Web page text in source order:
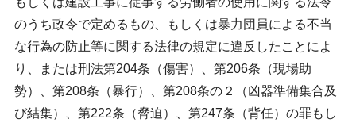
のうち政令で定めるもの、もしくは暴力団員による不当
な行為の防止等に関する法律の規定に違反したことによ
り、または刑法第204条（傷害）、第206条（現場助
勢）、第208条（暴行）、第208条の２（凶器準備集合及
び結集）、第222条（脅迫）、第247条（背任）の罪もし